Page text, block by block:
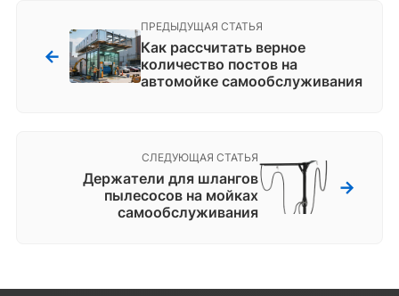
←
ПРЕДЫДУЩАЯ СТАТЬЯ
Как рассчитать верное
количество постов на
автомойке самообслуживания
СЛЕДУЮЩАЯ СТАТЬЯ
Держатели для шлангов
пылесосов на мойках
самообслуживания
→